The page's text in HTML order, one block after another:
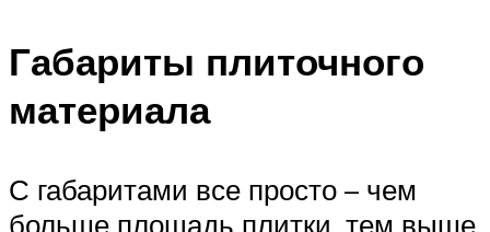
Габариты плиточного
материала
С габаритами все просто – чем
больше площадь плитки, тем выше